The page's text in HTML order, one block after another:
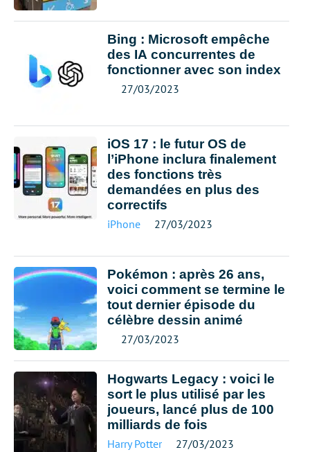
Bing : Microsoft empêche
des IA concurrentes de
fonctionner avec son index
27/03/2023
iOS 17 : le futur OS de
l’iPhone inclura finalement
des fonctions très
demandées en plus des
correctifs
iPhone 27/03/2023
Pokémon : après 26 ans,
voici comment se termine le
tout dernier épisode du
célèbre dessin animé
27/03/2023
Hogwarts Legacy : voici le
sort le plus utilisé par les
joueurs, lancé plus de 100
milliards de fois
Harry Potter 27/03/2023